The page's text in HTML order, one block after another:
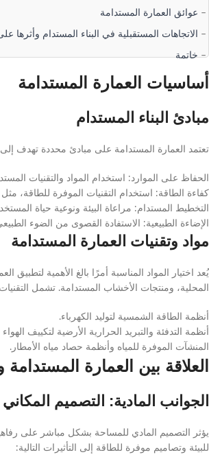
عوائق العمارة المستدامة
الاتجاهات المستقبلية في البناء المستدام وأثرها
خاتمة
أساسيات العمارة المستدامة
مبادئ البناء المستدام
تعتمد العمارة المستدامة على مبادئ محددة تهدف إلى
الحفاظ على الموارد: استخدام المواد والتقنيات
كفاءة الطاقة: استخدام التقنيات الموفرة للطاقة،
التخطيط المستدام: مراعاة البيئة ونوعية حياة
الإضاءة الطبيعية: الاستفادة القصوى من الضوء
مواد وتقنيات العمارة المستدامة
يُعد اختيار المواد المناسبة أمرًا بالغ الأهمية
المحلية، ومنتجات الأخشاب المستدامة. تشمل
أنظمة الطاقة الشمسية لتوليد الكهرباء.
أنظمة التدفئة والتبريد الحرارية الأرضية لتكييف
المنشآت الموفرة للمياه وأنظمة حصاد مياه الأمطار.
العلاقة بين العمارة
الجوانب المادية: التصميم
يؤثر التصميم المادي للمساحة بشكل مباشر على
للبيئة وتصاميم موفرة للطاقة إلى التأثيرات التالية: